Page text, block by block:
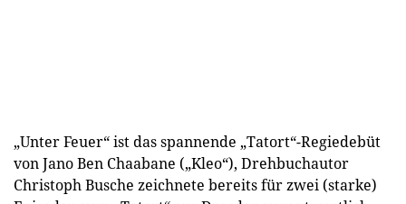
„Unter Feuer“ ist das spannende „Tatort“-Regiedebüt
von Jano Ben Chaabane („Kleo“), Drehbuchautor
Christoph Busche zeichnete bereits für zwei (starke)